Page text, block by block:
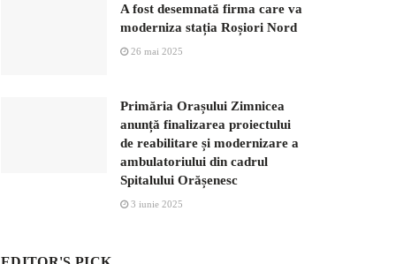
A fost desemnată firma care va
moderniza stația Roșiori Nord
26 mai 2025
Primăria Orașului Zimnicea
anunță finalizarea proiectului
de reabilitare și modernizare a
ambulatoriului din cadrul
Spitalului Orășenesc
3 iunie 2025